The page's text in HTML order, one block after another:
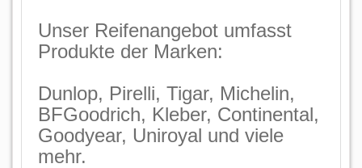
Unser Reifenangebot umfasst
Produkte der Marken:
Dunlop, Pirelli, Tigar, Michelin,
BFGoodrich, Kleber, Continental,
Goodyear, Uniroyal und viele
mehr.